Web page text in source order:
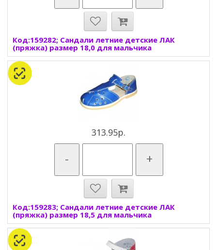
Код:159282; Сандали летние детские ЛАК
(пряжка) размер 18,0 для мальчика
313.95р.
- +
Код:159283; Сандали летние детские ЛАК
(пряжка) размер 18,5 для мальчика